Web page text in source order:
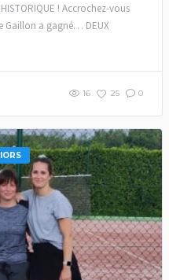
! Accrochez-vous
Gaillon a gagné… DEUX
16 25 0